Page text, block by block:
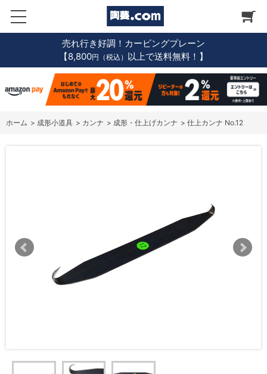
売れ行き好調！カービングプレーン
【8,800円（税込） 以上で送料無料！】
ホーム > 成形小道具 > カンナ > 成形・仕上げカンナ > 仕上カンナ No.12